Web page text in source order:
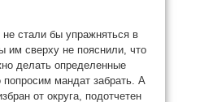
стали бы упражняться в
им сверху не пояснили, что
делать определенные
попросим мандат забрать. А
от округа, подотчетен